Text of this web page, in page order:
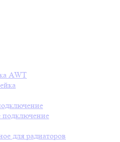
AWT
для радиаторов